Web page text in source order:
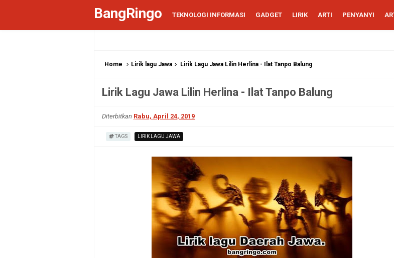
BangRingo TEKNOLOGI INFORMASI GADGET LIRIK ARTI PENYANYI
Home Lirik lagu Jawa Lirik Lagu Jawa Lilin Herlina - Ilat Tanpo Balung
Lirik Lagu Jawa Lilin Herlina - Ilat Tanpo Balung
Diterbitkan Rabu, April 24, 2019
TAGS LIRIK LAGU JAWA